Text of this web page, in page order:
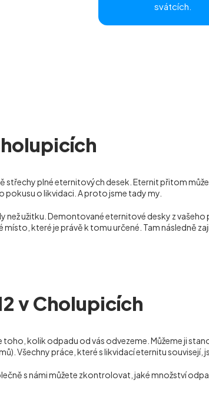
svátcích.
plné eternitových desek. Eternit přitom
o likvidaci. A proto jsme tady my.
užitku. Demontované eternitové desky z
které je právě k tomu určené. Tam následně
v Cholupicích
kolik odpadu od vás odvezeme. Můžeme ji
Všechny práce, které s likvidací eternitu souvisejí,
s námi můžete zkontrolovat, jaké množství